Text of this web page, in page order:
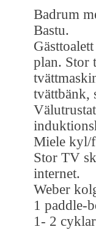
Badrum
Bastu.
plan. Stor
tvättbänk,
Miele kyl/
Stor TV
internet.
Weber
1 paddle-
1- 2